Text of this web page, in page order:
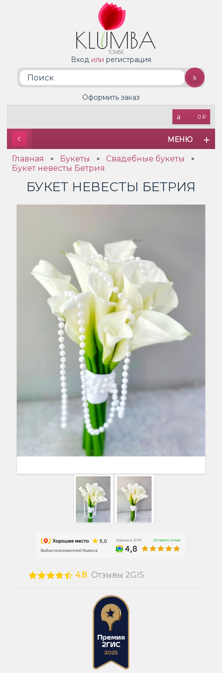
Вход или регистрация
0 ₽
Оформить заказ
МЕНЮ
Главная » Букеты » Свадебные букеты »
Букет невесты Бетрия
БУКЕТ НЕВЕСТЫ БЕТРИЯ
4.8 Отзывы 2GIS